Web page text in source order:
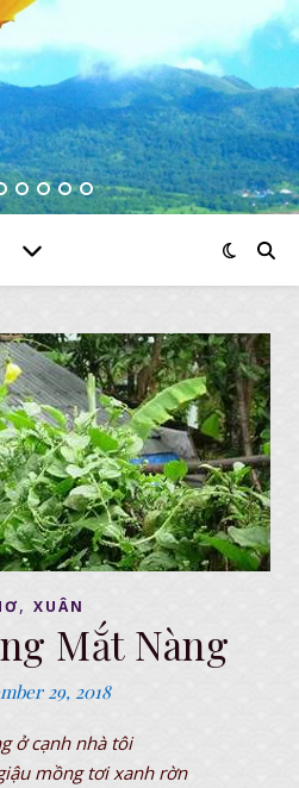
, XUÂN
Mắt Nàng
29, 2018
ở cạnh nhà tôi
mồng tơi xanh rờn